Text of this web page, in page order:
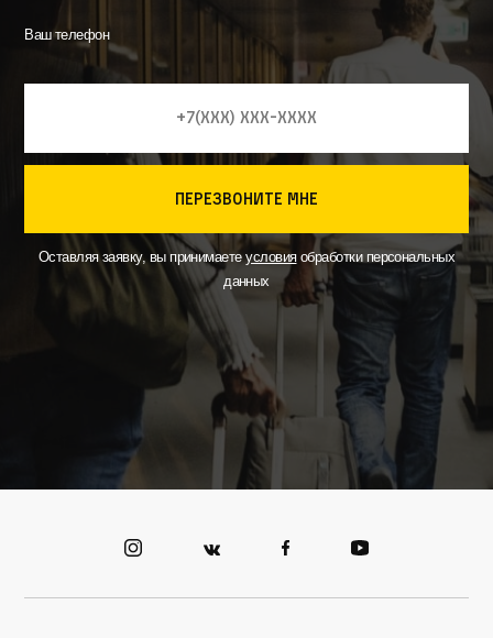
Ваш телефон
перезвоните мне
Оставляя заявку, вы принимаетеусловияобработки персональных
данных